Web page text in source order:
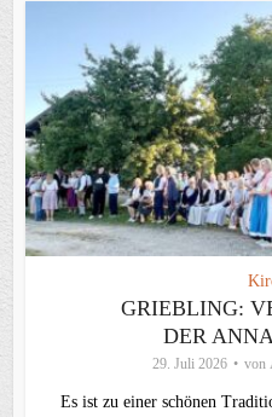
GRIEBLING:
DER
29. Juli 2026 von
Es ist zu einer schönen